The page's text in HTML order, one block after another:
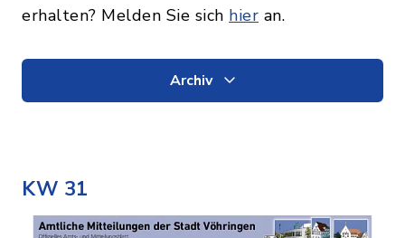
erhalten? Melden Sie sich hier an.
Archiv
KW 31